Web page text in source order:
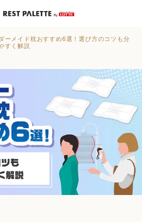
ーメイド枕おすすめ6選！選び方のコツも分
すく解説